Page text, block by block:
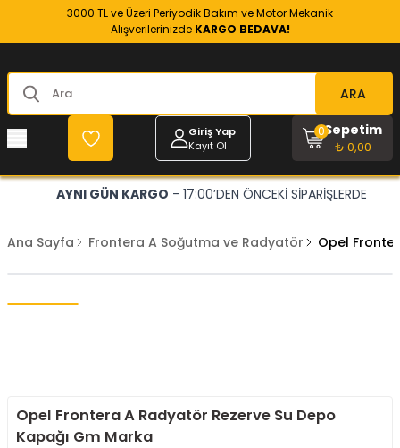
3000 TL ve Üzeri Periyodik Bakım ve Motor Mekanik
Alışverilerinizde KARGO BEDAVA!
ARA
Giriş Yap
Kayıt Ol
Sepetim
₺ 0,00
0
AYNI GÜN KARGO - 17:00’DEN ÖNCEKİ SİPARİŞLERDE
Ana Sayfa Frontera A Soğutma ve Radyatör Opel
Opel Frontera A Radyatör Rezerve Su Depo
Kapağı Gm Marka